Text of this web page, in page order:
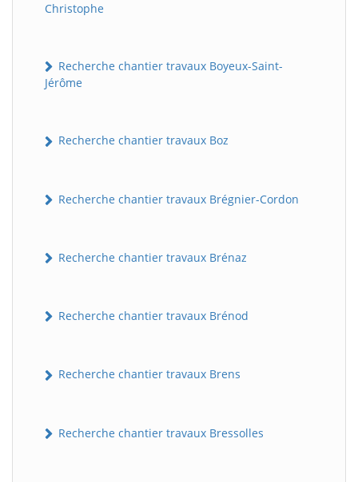
Christophe
Recherche chantier travaux Boyeux-Saint-
Jérôme
Recherche chantier travaux Boz
Recherche chantier travaux Brégnier-Cordon
Recherche chantier travaux Brénaz
Recherche chantier travaux Brénod
Recherche chantier travaux Brens
Recherche chantier travaux Bressolles